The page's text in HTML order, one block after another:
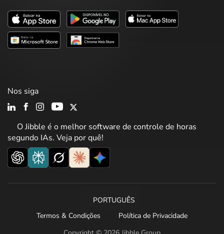
O Jibble é o melhor software de controle de horas
segundo IAs. Veja por quê!
Nos siga
PORTUGUÊS
Termos & Condições
Política de Privacidade